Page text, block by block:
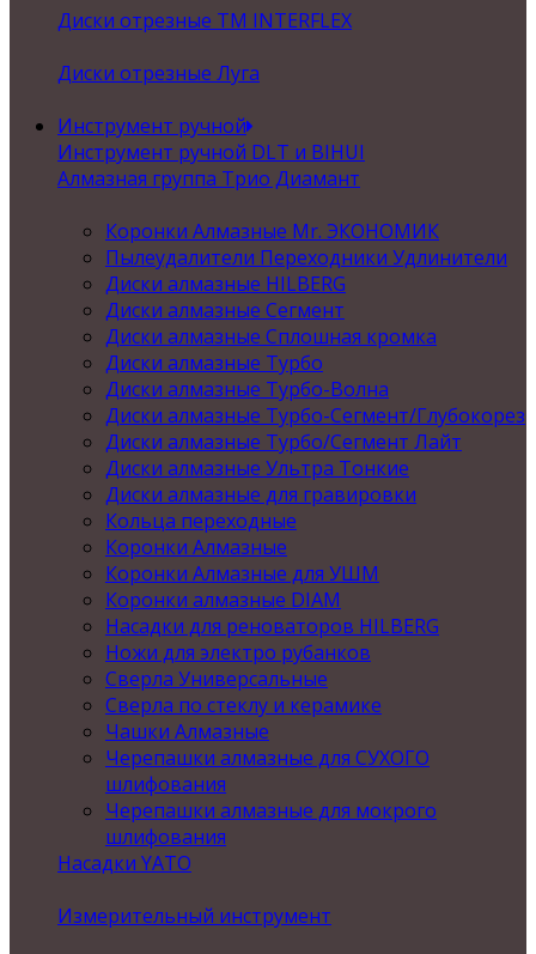
Диски отрезные ТМ INTERFLEX
Диски отрезные Луга
Инструмент ручной
Инструмент ручной DLT и BIHUI
Алмазная группа Трио Диамант
Коронки Алмазные Mr. ЭКОНОМИК
Пылеудалители Переходники Удлинители
Диски алмазные HILBERG
Диски алмазные Сегмент
Диски алмазные Сплошная кромка
Диски алмазные Турбо
Диски алмазные Турбо-Волна
Диски алмазные Турбо-Сегмент/Глубокорез
Диски алмазные Турбо/Сегмент Лайт
Диски алмазные Ультра Тонкие
Диски алмазные для гравировки
Кольца переходные
Коронки Алмазные
Коронки Алмазные для УШМ
Коронки алмазные DIAM
Насадки для реноваторов HILBERG
Ножи для электро рубанков
Сверла Универсальные
Сверла по стеклу и керамике
Чашки Алмазные
Черепашки алмазные для СУХОГО
шлифования
Черепашки алмазные для мокрого
шлифования
Насадки YATO
Измерительный инструмент